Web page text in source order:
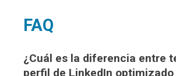
FAQ
¿Cuál es la diferencia entre
perfil de LinkedIn